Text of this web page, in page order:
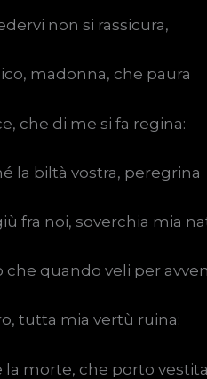
non si rassicura,
madonna, che paura
che di me si fa regina:
la biltà vostra, peregrina
fra noi, soverchia mia
che quando veli per
tutta mia vertù ruina;
la morte, che porto